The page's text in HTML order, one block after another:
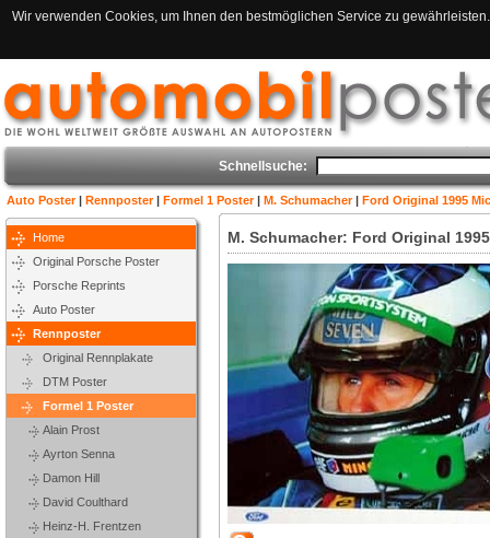
Wir verwenden Cookies, um Ihnen den bestmöglichen Service zu
Schnellsuche:
Auto Poster| Rennposter| Formel 1 Poster| M. Schumacher| Ford Original 1995
Home
Original Porsche Poster
Porsche Reprints
Auto Poster
Rennposter
Original Rennplakate
DTM Poster
Formel 1 Poster
Alain Prost
Ayrton Senna
Damon Hill
David Coulthard
Heinz-H. Frentzen
M. Schumacher: Ford Original